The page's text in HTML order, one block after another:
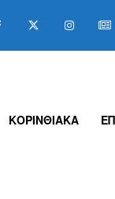
ΚΟΡΙΝΘΙΑΚΑ